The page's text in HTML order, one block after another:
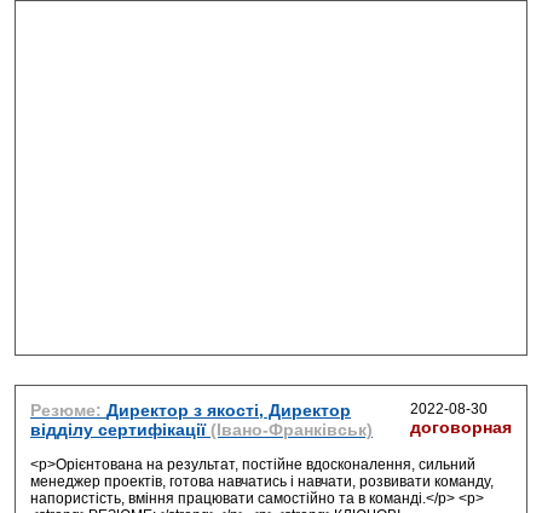
Резюме: Директор з якості, Директор
відділу сертифікації (Івано-Франківськ)
2022-08-30
договорная
<p>Орієнтована на результат, постійне вдосконалення, сильний
менеджер проектів, готова навчатись і навчати, розвивати команду,
напористість, вміння працювати самостійно та в команді.</p> <p>